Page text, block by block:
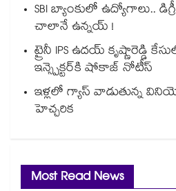
SBI బ్యాంకులో ఉద్యోగాలు..
చాలానే ఉన్నయ్ !
ట్రైనీ IPS ఉదయ్ కృష్ణారెడ్డి
ఇన్స్పెక్టర్‎కి షోకాజ్ నోటీస్
ఇళ్లలో గ్యాస్ వాడుతున్న
హెచ్చరిక
Most Read News